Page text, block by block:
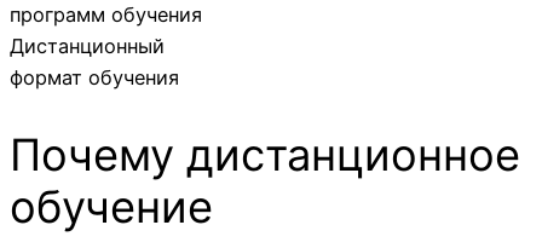
программ обучения
Дистанционный
формат обучения
Почему дистанционное
обучение